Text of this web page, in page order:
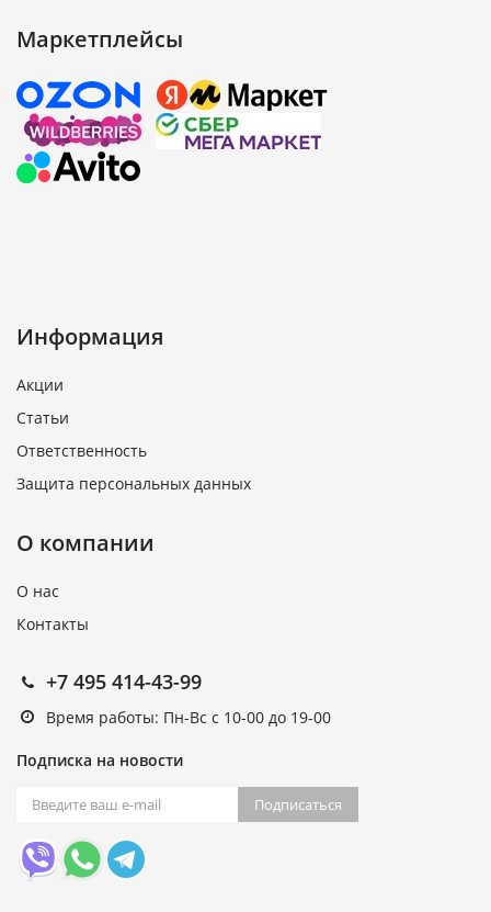
Маркетплейсы
Информация
Акции
Статьи
Ответственность
Защита персональных данных
О компании
О нас
Контакты
+7 495 414-43-99
Время работы: Пн-Вс с 10-00 до 19-00
Подписка на новости
Подписаться